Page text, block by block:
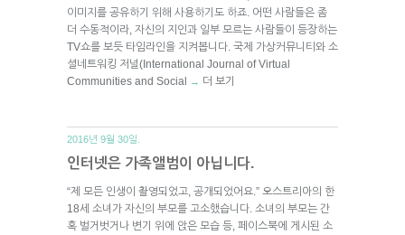
이미지를 공유하기 위해 사용하기도 하죠. 어떤 사람들은 좀
더 수동적이라, 자신의 지인과 일부 모르는 사람들이 등장하는
TV쇼를 보듯 타임라인을 지켜봅니다. 국제 가상커뮤니티와 소
셜네트워킹 저널(International Journal of Virtual
Communities and Social → 더 보기
2016년 9월 30일.
인터넷은 가족앨범이 아닙니다.
“제 모든 인생이 촬영되었고, 공개되었어요.” 오스트리아의 한
18세 소녀가 자신의 부모를 고소했습니다. 소녀의 부모는 간
혹 벌거벗거나 변기 위에 앉은 모습 등, 페이스북에 게시된 소